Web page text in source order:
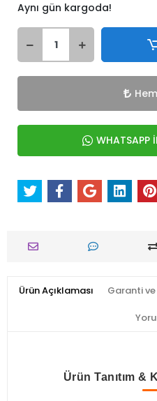
Aynı gün kargoda!
WHATSAPP
Ürün Açıklaması Garanti
Ürün Tanıtım &